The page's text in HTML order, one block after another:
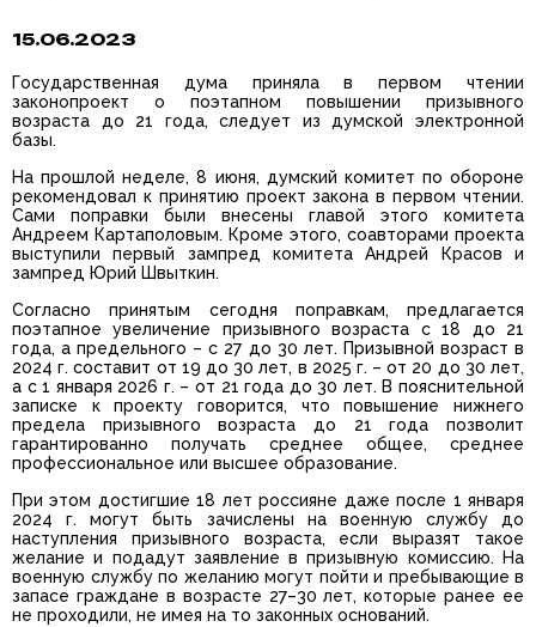
15.06.2023
Государственная дума приняла в первом чтении
законопроект о поэтапном повышении призывного
возраста до 21 года, следует из думской электронной
базы.
На прошлой неделе, 8 июня, думский комитет по обороне
рекомендовал к принятию проект закона в первом чтении.
Сами поправки были внесены главой этого комитета
Андреем Картаполовым. Кроме этого, соавторами проекта
выступили первый зампред комитета Андрей Красов и
зампред Юрий Швыткин.
Согласно принятым сегодня поправкам, предлагается
поэтапное увеличение призывного возраста с 18 до 21
года, а предельного – с 27 до 30 лет. Призывной возраст в
2024 г. составит от 19 до 30 лет, в 2025 г. – от 20 до 30 лет,
а с 1 января 2026 г. – от 21 года до 30 лет. В пояснительной
записке к проекту говорится, что повышение нижнего
предела призывного возраста до 21 года позволит
гарантированно получать среднее общее, среднее
профессиональное или высшее образование.
При этом достигшие 18 лет россияне даже после 1 января
2024 г. могут быть зачислены на военную службу до
наступления призывного возраста, если выразят такое
желание и подадут заявление в призывную комиссию. На
военную службу по желанию могут пойти и пребывающие в
запасе граждане в возрасте 27–30 лет, которые ранее ее
не проходили, не имея на то законных оснований.